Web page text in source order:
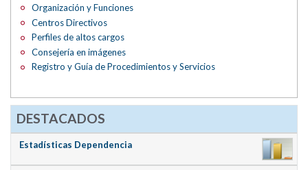
Organización y Funciones
Centros Directivos
Perfiles de altos cargos
Consejería en imágenes
Registro y Guía de Procedimientos y Servicios
DESTACADOS
Estadísticas Dependencia